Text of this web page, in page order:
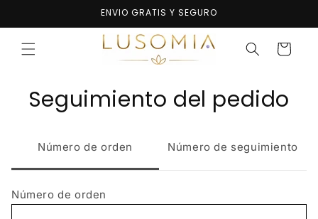
al contenido
ENVIO GRATIS Y SEGURO
Carrito
Seguimiento del pedido
Número de orden Número de seguimiento
Número de orden